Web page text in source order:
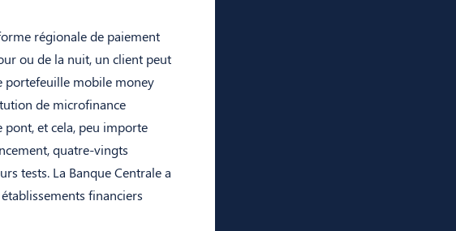
régionale de paiement
ou de la nuit, un client peut
portefeuille mobile money
de microfinance
et cela, peu importe
quatre-vingts
tests. La Banque Centrale a
financiers